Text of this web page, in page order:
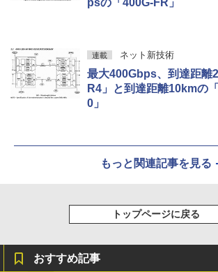
連載 ネット新技術
最大400Gbps、到達距離
R4」と到達距離10kmの
0」
もっと関連記事を見る
トップページに戻る
おすすめ記事